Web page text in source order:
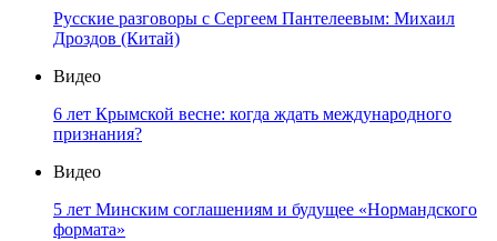
Русские разговоры с Сергеем Пантелеевым: Михаил
Дроздов (Китай)
Видео
6 лет Крымской весне: когда ждать международного
признания?
Видео
5 лет Минским соглашениям и будущее «Нормандского
формата»